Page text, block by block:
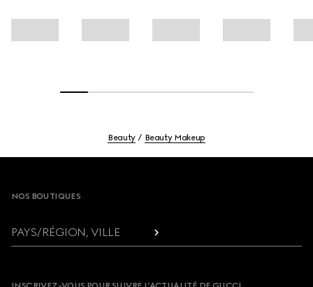
Beauty Beauty Makeup
NOS BOUTIQUES
PAYS/RÉGION, VILLE